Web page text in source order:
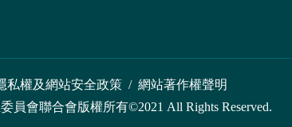
私權及網站安全政策 / 網站著作權聲明
員會聯合會版權所有©2021 All Rights Reserved.